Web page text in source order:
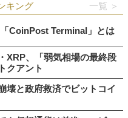
キング 一覧 ＞
CoinPost Terminal」とは
XRP、「弱気相場の最終段
クアント
壊と政府救済でビットコイ